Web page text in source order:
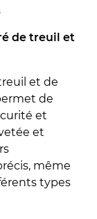
de treuil et
et de
de
et
et
même
types